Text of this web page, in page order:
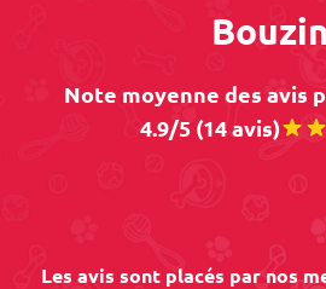
Bouzin
Note moyenne des avis
4.9/5 (14 avis)
Les avis sont placés par nos